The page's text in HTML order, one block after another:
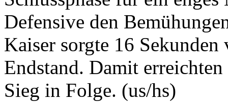
Defensive den
Kaiser sorgte 16
Endstand. Damit
Sieg in Folge. (us/hs)